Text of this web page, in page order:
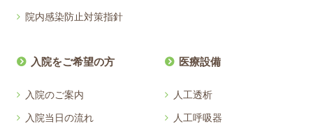
院内感染防止対策指針
入院をご希望の方
入院のご案内
入院当日の流れ
医療設備
人工透析
人工呼吸器